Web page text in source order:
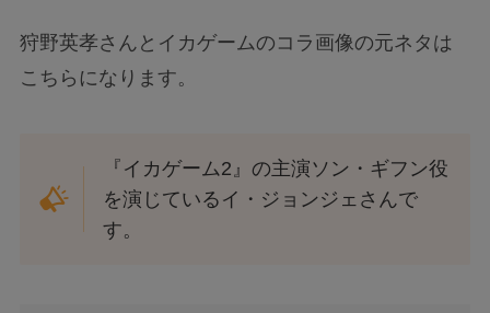
狩野英孝さんとイカゲームのコラ画像の元ネタは
こちらになります。
『イカゲーム2』の主演ソン・ギフン役
を演じているイ・ジョンジェさんで
す。